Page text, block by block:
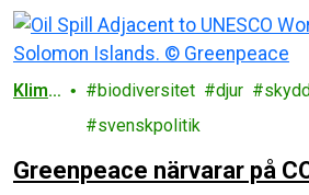
Klima
biodiversitet djur
svenskpolitik
Greenpeace närvarar på